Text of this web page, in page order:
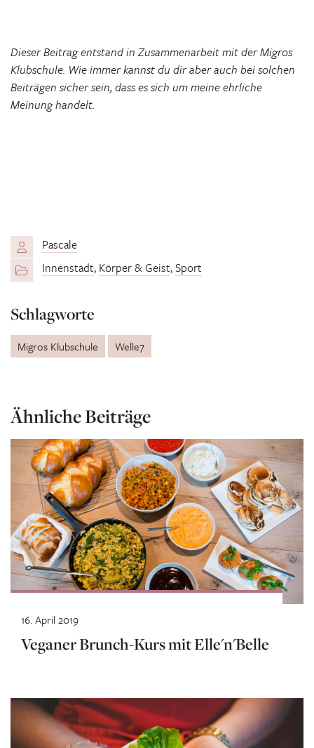
Dieser Beitrag entstand in Zusammenarbeit mit der Migros
Klubschule. Wie immer kannst du dir aber auch bei solchen
Beiträgen sicher sein, dass es sich um meine ehrliche
Meinung handelt.
Pascale
Innenstadt, Körper & Geist,Sport
Schlagworte
Migros Klubschule Welle7
Ähnliche Beiträge
Veganer Brunch-Kurs mit Elle'n'Belle
16. April 2019